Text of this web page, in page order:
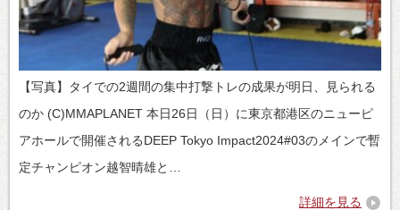
【写真】タイでの2週間の集中打撃トレの成果が明日、見られる
のか (C)MMAPLANET 本日26日（日）に東京都港区のニューピ
アホールで開催されるDEEP Tokyo Impact2024#03のメインで暫
定チャンピオン越智晴雄と…
詳細を見る